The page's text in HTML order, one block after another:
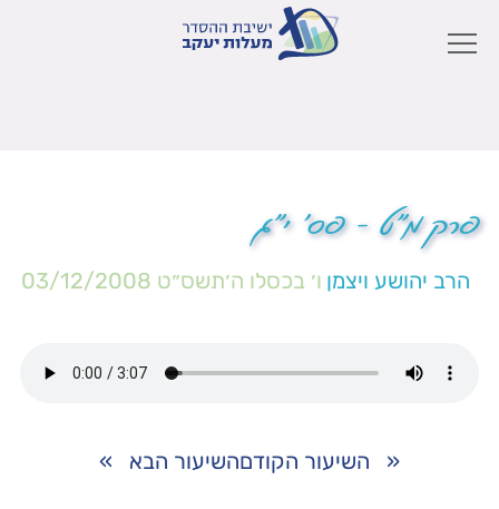
פרק מ"ט – פס' י"ג
הרב יהושע ויצמן ו׳ בכסלו ה׳תשס״ט 03/12/2008
« השיעור הקודםהשיעור הבא »